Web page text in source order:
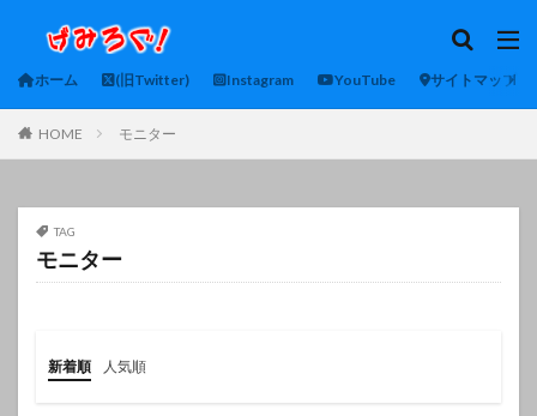
ホーム (旧Twitter) Instagram YouTube サイトマップ
HOME モニター
TAG
モニター
新着順 人気順